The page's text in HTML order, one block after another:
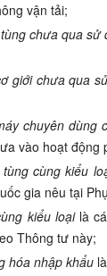
vận tải;
chưa qua sử
giới chưa qua
chuyên dùng
vào hoạt động
cùng kiểu
gia nêu tại
kiểu loạilà
Thông tư này;
hóa nhập khẩu